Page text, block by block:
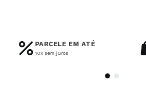
PARCELE EM ATÉ
10x sem juros